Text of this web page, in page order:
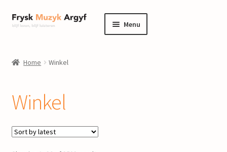
Ga
door
navigatie
Ga
naar
inhoud
Menu
winkel
Componisten
Home Winkel
Winkel